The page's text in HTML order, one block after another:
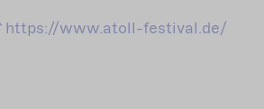
https://www.atoll-festival.de/